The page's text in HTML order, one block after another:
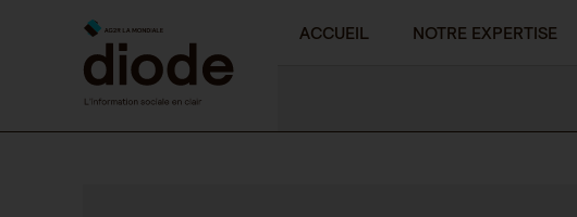
ACCUEIL NOTRE EXPERTISE